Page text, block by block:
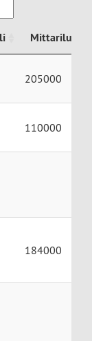
205000
110000
184000